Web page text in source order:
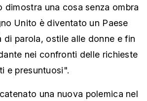
dimostra una cosa senza ombra
Unito è diventato un Paese
di parola, ostile alle donne e fin
nei confronti delle richieste
e presuntuosi".
una nuova polemica nel